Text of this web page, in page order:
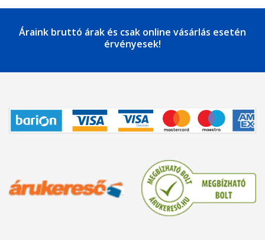
Áraink bruttó árak és csak online vásárlás esetén
érvényesek!